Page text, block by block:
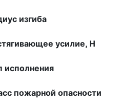
изгиба
усилие, H
исполнения
пожарной опасности